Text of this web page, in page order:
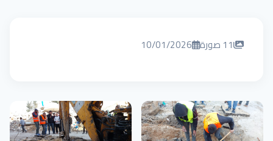
11 صورة 10/01/2026